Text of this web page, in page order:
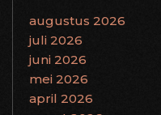
augustus 2026
juli 2026
juni 2026
mei 2026
april 2026